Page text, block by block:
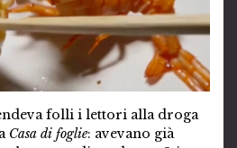
folli i lettori alla droga
Casa di foglie: avevano già